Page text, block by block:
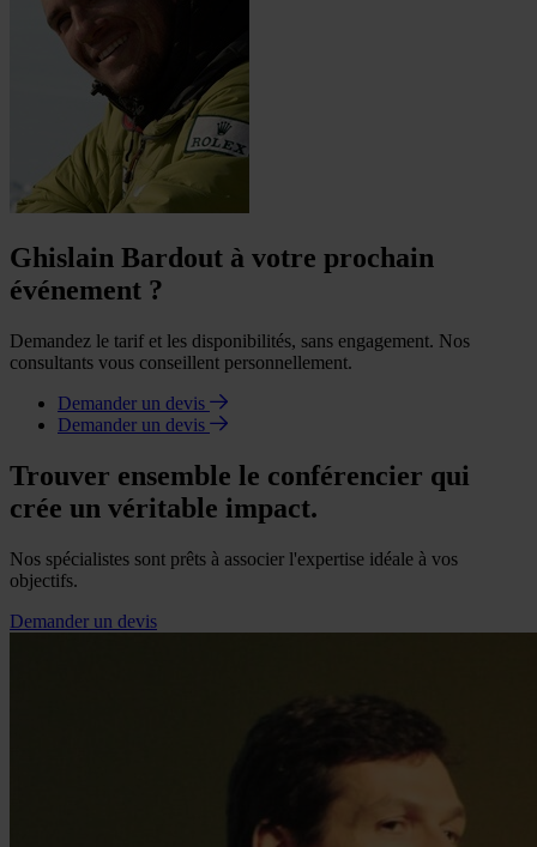
Ghislain Bardout à votre prochain
événement ?
Demandez le tarif et les disponibilités, sans engagement. Nos
consultants vous conseillent personnellement.
Demander un devis
Demander un devis
Trouver ensemble le conférencier qui
crée un véritable impact.
Nos spécialistes sont prêts à associer l'expertise idéale à vos
objectifs.
Demander un devis